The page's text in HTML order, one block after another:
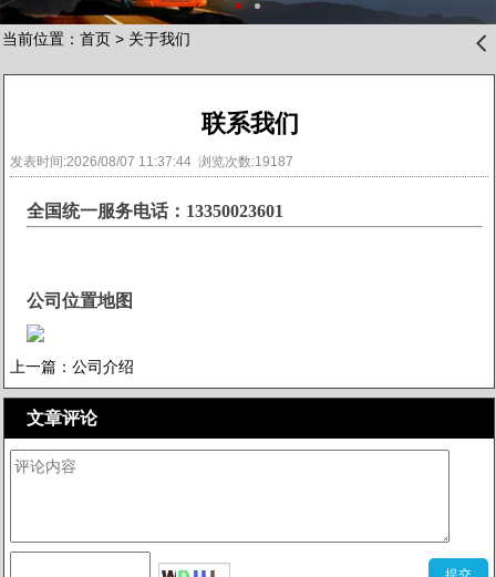
当前位置： 首页> 关于我们 󰊒
联系我们
发表时间:2026/08/07 11:37:44 浏览次数:19187
全国统一服务电话：13350023601
公司位置地图
上一篇： 公司介绍
文章评论